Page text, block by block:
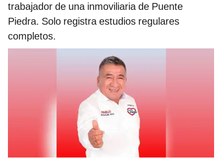
trabajador de una inmoviliaria de Puente
Piedra. Solo registra estudios regulares
completos.